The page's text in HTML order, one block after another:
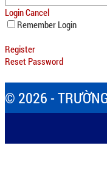
LoginCancel
Remember Login
Register
Reset Password
© 2026 -